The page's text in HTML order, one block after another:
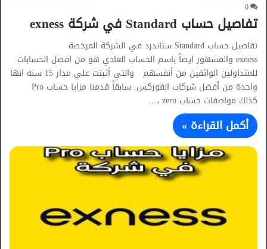
0
تفاصيل حساب Standard في شركة exness
تفاصيل حساب Standard ستاندرد في الشركة المرخصة
exness والمشهور ايضاً باسم الحساب العادي هو من افضل الحسابات
للمتداولين الواثقين من أنفسهم والتي أثبتت علي مدار 15 سنه انها
كذلك مواصفات حساب zero ،…
أكمل القراءة »